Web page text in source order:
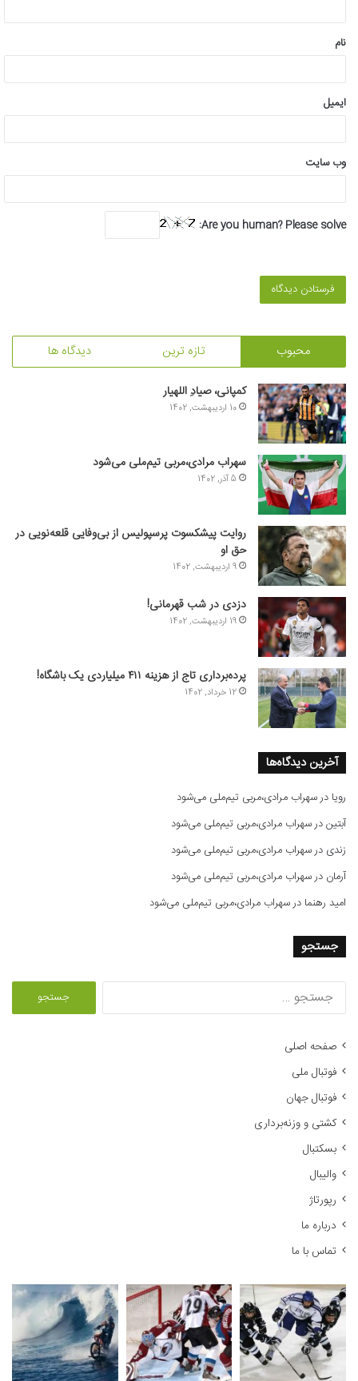
*
نام
ایمیل
وب‌ سایت
Are you human? Please solve:
محبوب تازه ترین دیدگاه ها
کمپانی، صیادِ اللهیار
10 اردیبهشت, 1402
سهراب مرادی،مربی تیم‌ملی می‌شود
5 آذر, 1402
روایت پیشکسوت پرسپولیس از بی‌وفایی قلعه‌نویی در
حق او
9 اردیبهشت, 1402
دزدی در شب قهرمانی!
19 اردیبهشت, 1402
پرده‌برداری تاج از هزینه ۴۱۱ میلیاردی یک باشگاه!
12 خرداد, 1402
آخرین دیدگاه‌ها
رویا درسهراب مرادی،مربی تیم‌ملی می‌شود
آبتیندرسهراب مرادی،مربی تیم‌ملی می‌شود
زندی درسهراب مرادی،مربی تیم‌ملی می‌شود
آرمان درسهراب مرادی،مربی تیم‌ملی می‌شود
امید رهنما درسهراب مرادی،مربی تیم‌ملی می‌شود
جستجو
صفحه اصلی
فوتبال ملی
فوتبال جهان
کشتی و وزنه‌برداری
بسکتبال
والیبال
رپورتاژ
درباره ما
تماس با ما